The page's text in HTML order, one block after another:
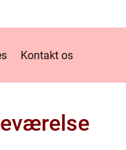
Kontakt os